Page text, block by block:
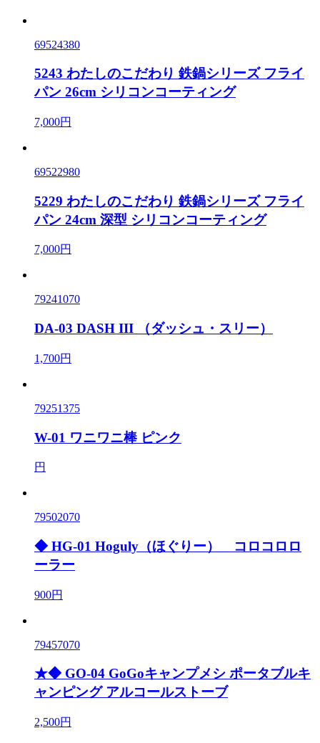
69524380
5243 わたしのこだわり 鉄鍋シリーズ フライ
パン 26cm シリコンコーティング
7,000円
69522980
5229 わたしのこだわり 鉄鍋シリーズ フライ
パン 24cm 深型 シリコンコーティング
7,000円
79241070
DA-03 DASH III （ダッシュ・スリー）
1,700円
79251375
W-01 ワニワニ棒 ピンク
円
79502070
◆ HG-01 Hoguly（ほぐりー） コロコロロ
ーラー
900円
79457070
★◆ GO-04 GoGoキャンプメシ ポータブルキ
ャンピング アルコールストーブ
2,500円